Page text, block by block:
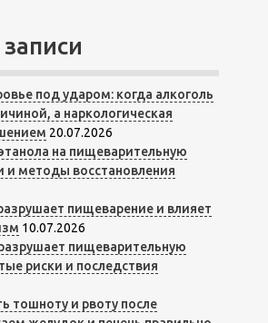
под ударом: когда алкоголь
а наркологическая
20.07.2026
на пищеварительную
и методы восстановления
пищеварение и влияет
10.07.2026
пищеварительную
риски и последствия
тошноту и рвоту после